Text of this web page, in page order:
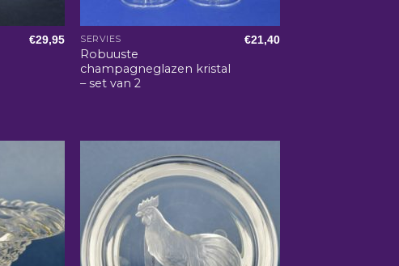
€29,95 SERVIES
Robuuste
champagneglazen kristal
– set van 2
€21,40